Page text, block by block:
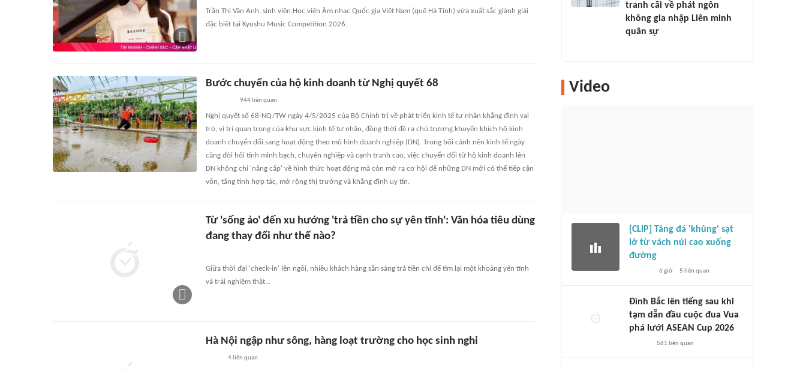
Trần Thị Vân Anh, sinh viên Học viện Âm nhạc Quốc gia Việt Nam (quê Hà Tĩnh) vừa xuất sắc giành giải
đặc biệt tại Kyushu Music Competition 2026.
Bước chuyển của hộ kinh doanh từ Nghị quyết 68
944liên quan
Nghị quyết số 68-NQ/TW ngày 4/5/2025 của Bộ Chính trị về phát triển kinh tế tư nhân khẳng định vai
trò, vị trí quan trọng của khu vực kinh tế tư nhân, đồng thời đề ra chủ trương khuyến khích hộ kinh
doanh chuyển đổi sang hoạt động theo mô hình doanh nghiệp (DN). Trong bối cảnh nền kinh tế ngày
càng đòi hỏi tính minh bạch, chuyên nghiệp và cạnh tranh cao, việc chuyển đổi từ hộ kinh doanh lên
DN không chỉ 'nâng cấp' về hình thức hoạt động mà còn mở ra cơ hội để những DN mới có thể tiếp cận
vốn, tăng tính hợp tác, mở rộng thị trường và khẳng định uy tín.
Từ 'sống ảo' đến xu hướng 'trả tiền cho sự yên tĩnh': Văn hóa tiêu dùng
đang thay đổi như thế nào?
Giữa thời đại 'check-in' lên ngôi, nhiều khách hàng sẵn sàng trả tiền chỉ để tìm lại một khoảng yên tĩnh
và trải nghiệm thật...
Hà Nội ngập như sông, hàng loạt trường cho học sinh nghỉ
4liên quan
tranh cãi về phát ngôn
không gia nhập Liên minh
quân sự
Video
[CLIP] Tảng đá 'khủng' sạt
lở từ vách núi cao xuống
đường
6 giờ 5 liên quan
Đình Bắc lên tiếng sau khi
tạm dẫn đầu cuộc đua Vua
phá lưới ASEAN Cup 2026
581 liên quan